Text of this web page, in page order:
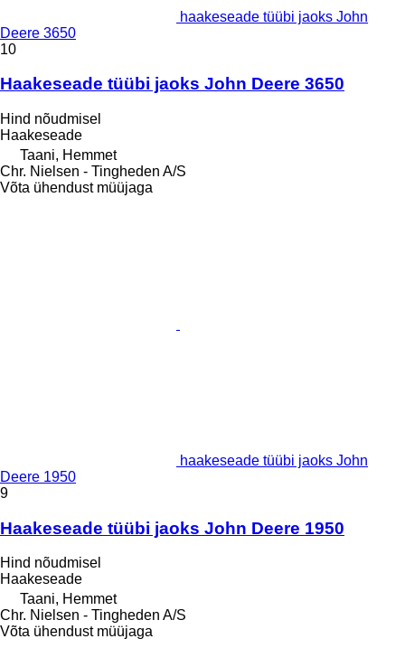
haakeseade tüübi jaoks John
Deere 3650
10
Haakeseade tüübi jaoks John Deere 3650
Hind nõudmisel
Haakeseade
Taani, Hemmet
Chr. Nielsen - Tingheden A/S
Võta ühendust müüjaga
haakeseade tüübi jaoks John
Deere 1950
9
Haakeseade tüübi jaoks John Deere 1950
Hind nõudmisel
Haakeseade
Taani, Hemmet
Chr. Nielsen - Tingheden A/S
Võta ühendust müüjaga